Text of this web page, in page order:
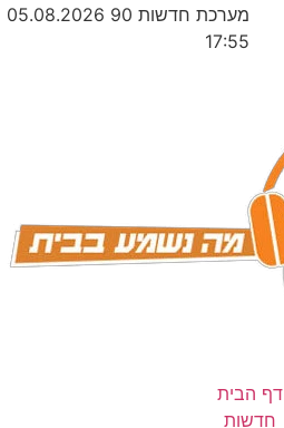
מערכת חדשות 90
05.08.2026
17:55
דף הבית
חדשות